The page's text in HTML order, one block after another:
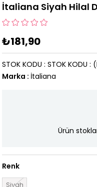
İtaliana Siyah Hilal
₺181,90
STOK KODU
STOK KODU
Marka : İtaliana
Ürün
Renk
Siyah